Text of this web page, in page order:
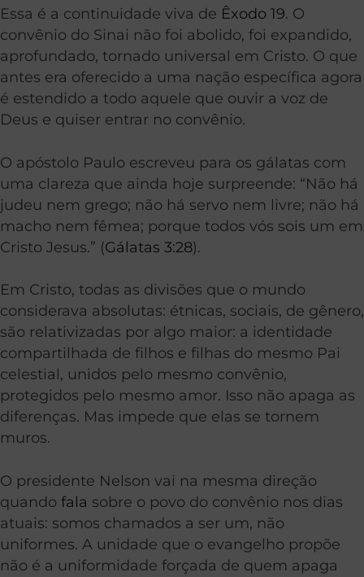
Essa é a continuidade viva de Êxodo 19. O
convênio do Sinai não foi abolido, foi expandido,
aprofundado, tornado universal em Cristo. O que
antes era oferecido a uma nação específica agora
é estendido a todo aquele que ouvir a voz de
Deus e quiser entrar no convênio.
O apóstolo Paulo escreveu para os gálatas com
uma clareza que ainda hoje surpreende: “Não há
judeu nem grego; não há servo nem livre; não há
macho nem fêmea; porque todos vós sois um em
Cristo Jesus.” (Gálatas 3:28).
Em Cristo, todas as divisões que o mundo
considerava absolutas: étnicas, sociais, de gênero,
são relativizadas por algo maior: a identidade
compartilhada de filhos e filhas do mesmo Pai
celestial, unidos pelo mesmo convênio,
protegidos pelo mesmo amor. Isso não apaga as
diferenças. Mas impede que elas se tornem
muros.
O presidente Nelson vai na mesma direção
quando fala sobre o povo do convênio nos dias
atuais: somos chamados a ser um, não
uniformes. A unidade que o evangelho propõe
não é a uniformidade forçada de quem apaga